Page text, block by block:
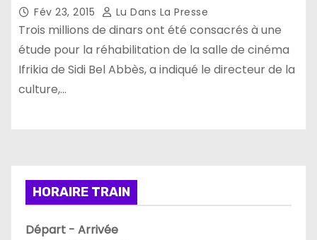
Fév 23, 2015 Lu Dans La Presse
Trois millions de dinars ont été consacrés à une
étude pour la réhabilitation de la salle de cinéma
Ifrikia de Sidi Bel Abbès, a indiqué le directeur de la
culture,…
HORAIRE TRAIN
Départ - Arrivée